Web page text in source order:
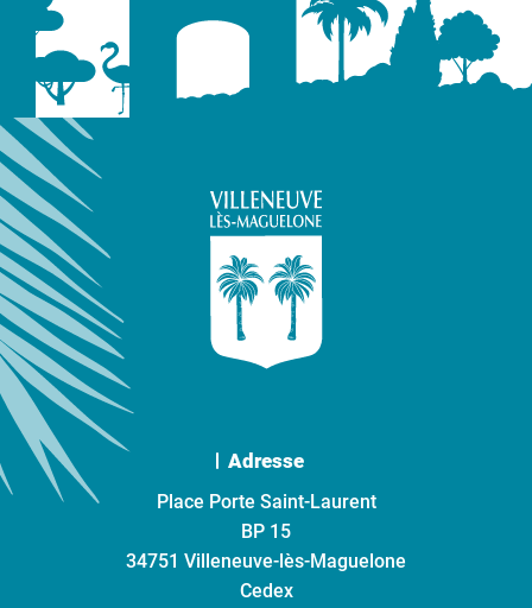
Adresse
Place Porte Saint-Laurent
BP 15
34751 Villeneuve-lès-Maguelone
Cedex